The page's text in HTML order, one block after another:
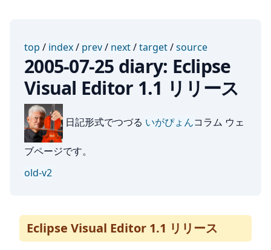
top / index/ prev/ next/target/source
2005-07-25 diary: Eclipse
Visual Editor 1.1 リリース
日記形式でつづる いがぴょんコラム ウェ
ブページです。
old-v2
Eclipse Visual Editor 1.1 リリース